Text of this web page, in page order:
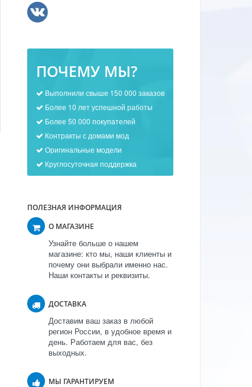
ПОЧЕМУ МЫ?
Выполнили свыше 150 000 заказов
Более 10 лет успешной работы
Более 50 000 покупателей
Контракты с домами мод
Оригинальные модели
Круглосуточная поддержка
ПОЛЕЗНАЯ ИНФОРМАЦИЯ
О МАГАЗИНЕ
Узнайте больше о нашем
магазине: кто мы, наши клиенты и
почему они выбрали именно нас.
Наши контакты и реквизиты.
ДОСТАВКА
Доставим ваш заказ в любой
регион России, в удобное время и
день. Работаем для вас, без
выходных.
МЫ ГАРАНТИРУЕМ